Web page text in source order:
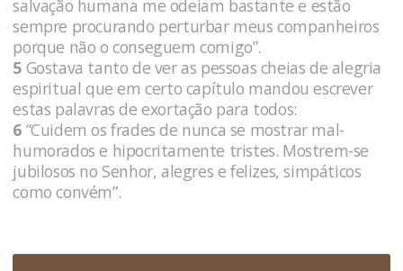
salvação humana me odeiam bastante e estão
sempre procurando perturbar meus companheiros
porque não o conseguem comigo”.
5 Gostava tanto de ver as pessoas cheias de alegria
espiritual que em certo capítulo mandou escrever
estas palavras de exortação para todos:
6 “Cuidem os frades de nunca se mostrar mal-
humorados e hipocritamente tristes. Mostrem-se
jubilosos no Senhor, alegres e felizes, simpáticos
como convém”.